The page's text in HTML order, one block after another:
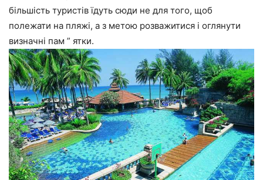
більшість туристів їдуть сюди не для того, щоб
полежати на пляжі, а з метою розважитися і оглянути
визначні пам ” ятки.